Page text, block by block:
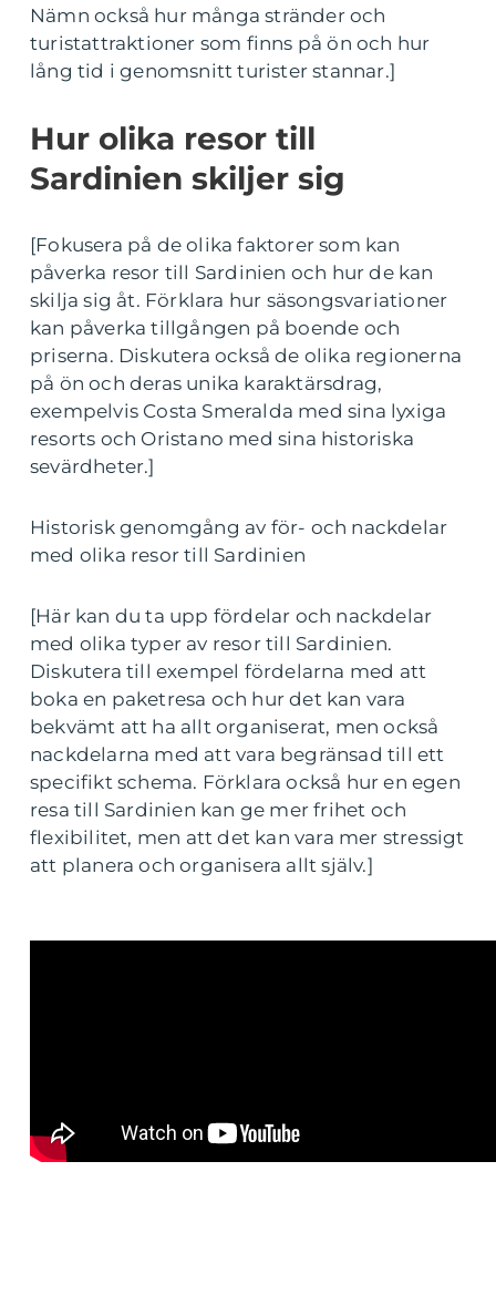
Nämn också hur många stränder och
turistattraktioner som finns på ön och hur
lång tid i genomsnitt turister stannar.]
Hur olika resor till
Sardinien skiljer sig
[Fokusera på de olika faktorer som kan
påverka resor till Sardinien och hur de kan
skilja sig åt. Förklara hur säsongsvariationer
kan påverka tillgången på boende och
priserna. Diskutera också de olika regionerna
på ön och deras unika karaktärsdrag,
exempelvis Costa Smeralda med sina lyxiga
resorts och Oristano med sina historiska
sevärdheter.]
Historisk genomgång av för- och nackdelar
med olika resor till Sardinien
[Här kan du ta upp fördelar och nackdelar
med olika typer av resor till Sardinien.
Diskutera till exempel fördelarna med att
boka en paketresa och hur det kan vara
bekvämt att ha allt organiserat, men också
nackdelarna med att vara begränsad till ett
specifikt schema. Förklara också hur en egen
resa till Sardinien kan ge mer frihet och
flexibilitet, men att det kan vara mer stressigt
att planera och organisera allt själv.]